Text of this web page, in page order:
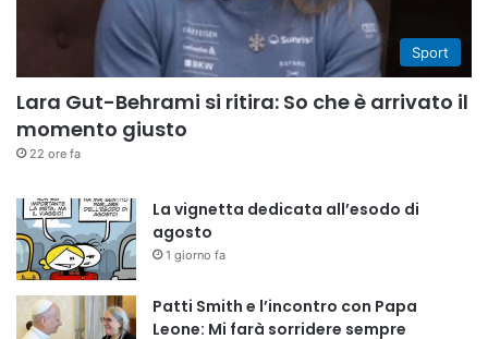
Sport
Lara Gut-Behrami si ritira: So che è arrivato il
momento giusto
22 ore fa
La vignetta dedicata all’esodo di
agosto
1 giorno fa
Patti Smith e l’incontro con Papa
Leone: Mi farà sorridere sempre